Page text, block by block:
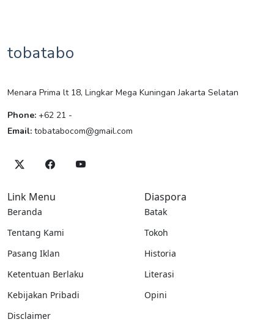
tobatabo
Menara Prima lt 18, Lingkar Mega Kuningan Jakarta Selatan
Phone: +62 21 -
Email: tobatabocom@gmail.com
Link Menu
Beranda
Tentang Kami
Pasang Iklan
Ketentuan Berlaku
Kebijakan Pribadi
Disclaimer
Diaspora
Batak
Tokoh
Historia
Literasi
Opini